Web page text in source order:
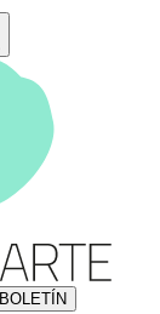
RECIBE NUESTRO BOLETÍN